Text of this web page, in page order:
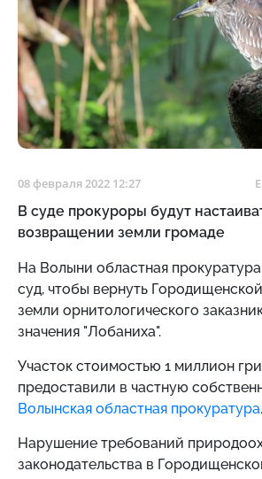
08 февраля 2022 12:27
В суде прокуроры будут
возвращении земли громаде
На Волыни областная прокуратура
суд, чтобы вернуть
земли орнитологического
значения "Лобаниха".
Участок стоимостью 1 миллион
предоставили в частную
Волынская областная прокуратура.
Нарушение требований
законодательства в